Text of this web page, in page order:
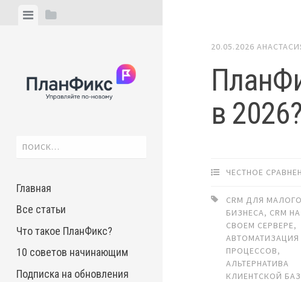
ViewView
Найти:
Главная
Все статьи
Что такое ПланФикс?
10 советов начинающим
Подписка на обновления
20.05.2026
в 2026?
ЧЕСТНОЕ
CRM ДЛЯ МАЛОГО
БИЗНЕСА, CRM НА
СВОЕМ СЕРВЕРЕ,
АВТОМАТИЗАЦИЯ
ПРОЦЕССОВ,
АЛЬТЕРНАТИВА
КЛИЕНТСКОЙ